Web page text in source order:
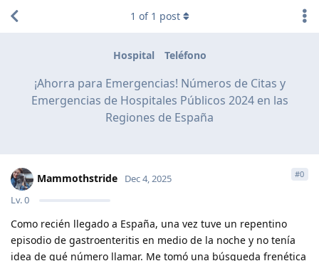
Hospital Teléfono
¡Ahorra para Emergencias! Números de Citas y
Emergencias de Hospitales Públicos 2024 en las
Regiones de España
1 of 1 post
Mammothstride
Lv.0
Dec 4, 2025 #0
Como recién llegado a España, una vez tuve un repentino
episodio de gastroenteritis en medio de la noche y no tenía
idea de qué número llamar. Me tomó una búsqueda frenética